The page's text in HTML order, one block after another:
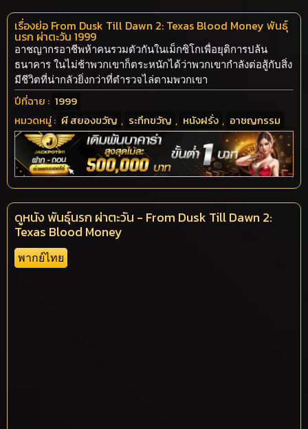
เรื่องย่อ From Dusk Till Dawn 2: Texas Blood Money พันธุ์
นรก ผ่าตะวัน 1999
อาชญากรอาชีพห้าคนรวมตัวกันในเม็กซิโกเพื่อยุติการปล้น
ธนาคาร ในไม่ช้าพวกเขาก็ตระหนักได้ว่าพวกเขากำลังต่อสู้กับสิ่ง
มีชีวิตที่น่ากลัวยิ่งกว่าที่ตำรวจไล่ตามพวกเขา
ปีที่ฉาย : 1999
หมวดหมู่ : ผี สยองขวัญ , ระทึกขวัญ , หนังฝรั่ง , อาชญกรรม
ดูหนัง พันธุ์นรก ผ่าตะวัน - From Dusk Till Dawn 2:
Texas Blood Money
พากย์ไทย